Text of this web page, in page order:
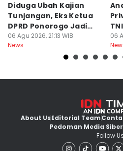
Diduga Ubah Kajian
Tunjangan, Eks Ketua
DPRD Ponorogo Jadi
Tersangka
06 Agu 2026, 21:13 WIB
News
06
About UsEditorial Team
Pedoman Media Siber
Follow Us